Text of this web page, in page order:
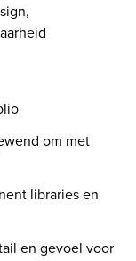
om met
libraries en
en gevoel voor